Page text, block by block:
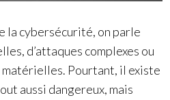
la cybersécurité, on parle
d’attaques complexes ou
Pourtant, il existe
aussi dangereux, mais